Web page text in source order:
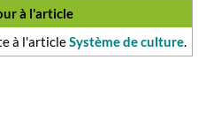
à l'article
à l'articleSystème de culture.